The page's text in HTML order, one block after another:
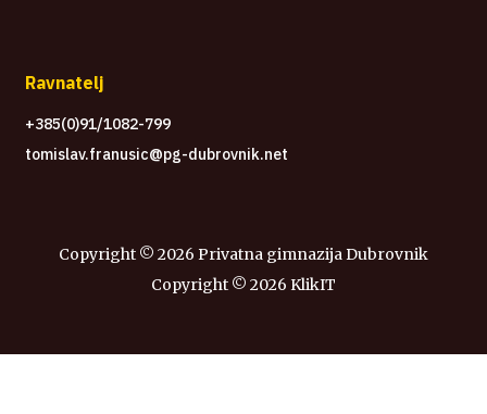
Ravnatelj
+385(0)91/1082-799
tomislav.franusic@pg-dubrovnik.net
Copyright © 2026 Privatna gimnazija Dubrovnik
Copyright © 2026 KlikIT